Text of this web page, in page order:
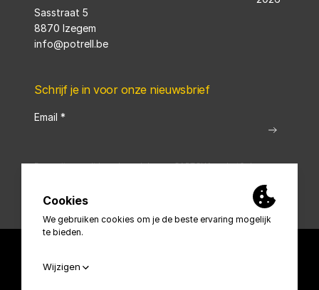
Sasstraat 5
8870 Izegem
info@potrell.be
Schrijf je in voor onze nieuwsbrief
Email *
Deze site wordt beschermd door reCAPTCHA en het&nbsp;
Cookies